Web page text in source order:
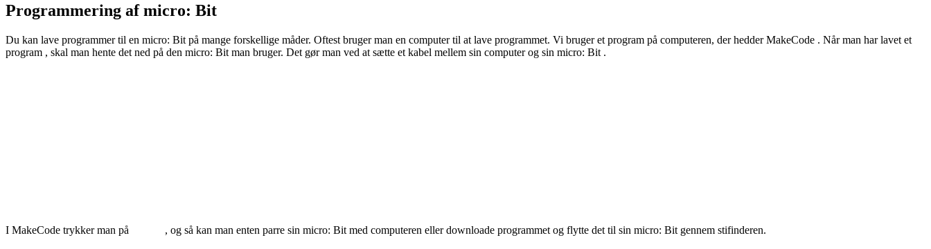
Programmering af micro: Bit
Du kan lave programmer til en micro: Bit på mange forskellige måder. Oftest bruger man en computer til at lave programmet. Vi bruger et program på computeren, der hedderMakeCode . Når man har lavet et
program , skal man hente det ned på den micro: Bit man bruger. Det gør man ved at sætte et kabel mellem sin computer og sin micro: Bit .
I MakeCode trykker man på , og så kan man enten parre sin micro: Bit med computeren eller downloade programmet og flytte det til sin micro: Bit gennem stifinderen.